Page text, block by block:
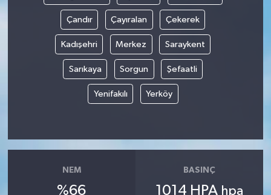
Çandır Çayıralan Çekerek
Kadışehri Merkez Saraykent
Sarıkaya Sorgun Şefaatli
Yenifakılı Yerköy
NEM
%66
BASINÇ
1014 HPA hpa